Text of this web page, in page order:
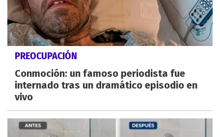
PREOCUPACIÓN
Conmoción: un famoso periodista fue
internado tras un dramático episodio en
vivo